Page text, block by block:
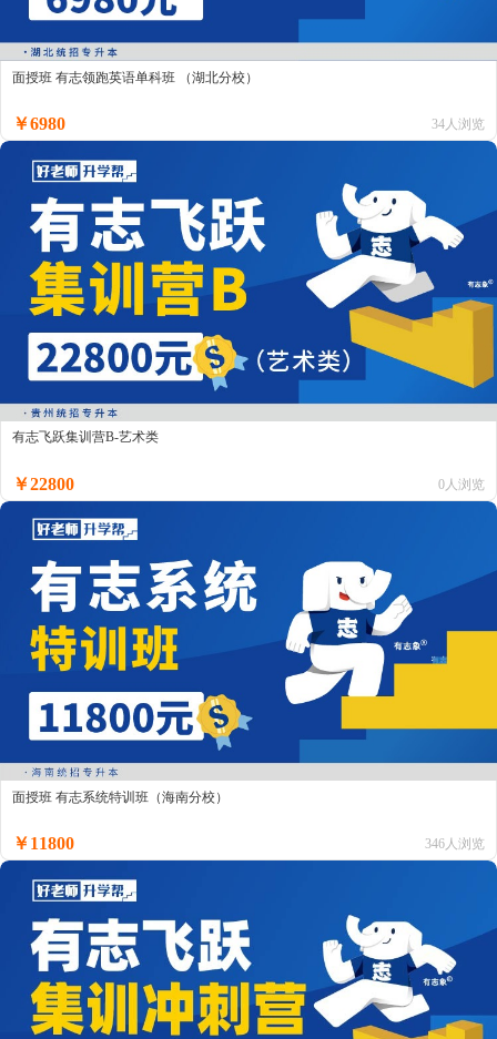
面授班 有志领跑英语单科班 （湖北分校）
￥6980 34人浏览
有志飞跃集训营B-艺术类
￥22800 0人浏览
面授班 有志系统特训班（海南分校）
￥11800 346人浏览